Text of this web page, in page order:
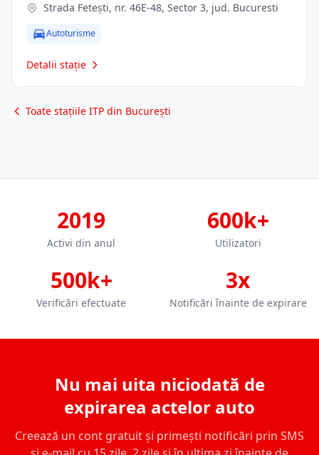
Strada Fetești, nr. 46E-48, Sector 3, jud. Bucuresti
Autoturisme
Detalii stație
Toate stațiile ITP din București
2019
Activi din anul
600k+
Utilizatori
500k+
Verificări efectuate
3x
Notificări înainte de expirare
Nu mai uita niciodată de
expirarea actelor auto
Creează un cont gratuit și primești notificări prin SMS